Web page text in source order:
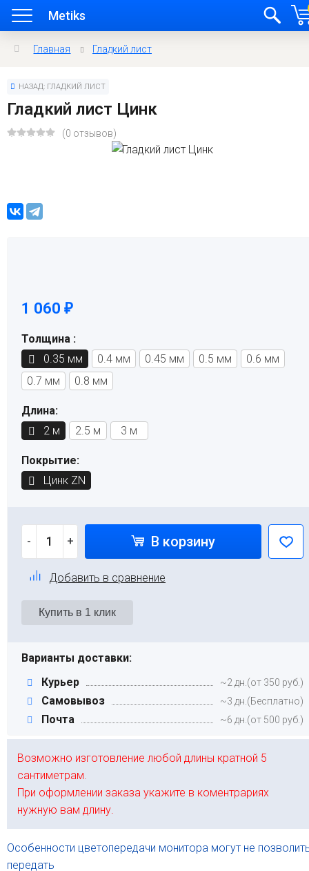
Metiks
Главная Гладкий лист
НАЗАД: ГЛАДКИЙ ЛИСТ
Гладкий лист Цинк
(0 отзывов)
1 060 ₽
Толщина :
0.35 мм
0.4 мм 0.45 мм 0.5 мм
0.6 мм
0.7 мм
0.8 мм
Длина:
2 м
2.5 м 3 м
Покрытие:
Цинк ZN
- + В корзину
Добавить в сравнение
Варианты доставки:
Курьер
~2 дн.(от 350 руб.)
Самовывоз ~3 дн.(Бесплатно)
Почта ~6 дн.(от 500 руб.)
Возможно изготовление любой длины кратной 5
сантиметрам.
При оформлении заказа укажите в коментрариях
нужную вам длину.
Особенности цветопередачи монитора могут не
передать